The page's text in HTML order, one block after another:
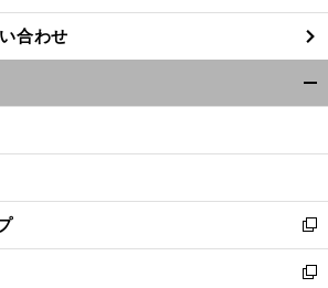
し
い
ウ
ィ
ン
ウ
開
く
合わせ
新
し
い
新